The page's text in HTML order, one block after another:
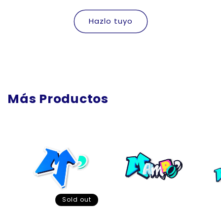
Hazlo tuyo
Más Productos
Sold out